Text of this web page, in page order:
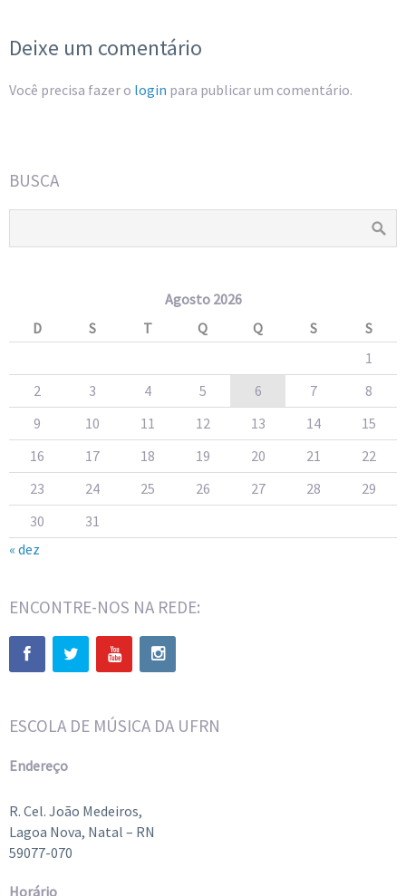
Deixe um comentário
Você precisa fazer o login para publicar um comentário.
BUSCA
Agosto 2026
D
S T Q Q S
S
1
2
3 4 5 6 7
8
9
10 11 12 13 14
15
16
17 18 19 20 21
22
23
24 25 26 27 28
29
30
31
« dez
ENCONTRE-NOS NA REDE:
ESCOLA DE MÚSICA DA UFRN
Endereço
R. Cel. João Medeiros,
Lagoa Nova, Natal – RN
59077-070
Horário